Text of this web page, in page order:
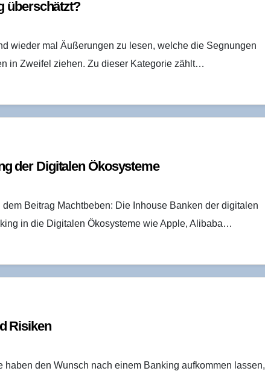
überschätzt?
wieder mal Äußerungen zu lesen, welche die Segnungen
in Zweifel ziehen. Zu dieser Kategorie zählt…
der Digi­ta­len Ökosysteme
Beitrag Machtbeben: Die Inhouse Banken der digitalen
in die Digitalen Ökosysteme wie Apple, Alibaba…
Risiken
den Wunsch nach einem Banking aufkommen lassen,